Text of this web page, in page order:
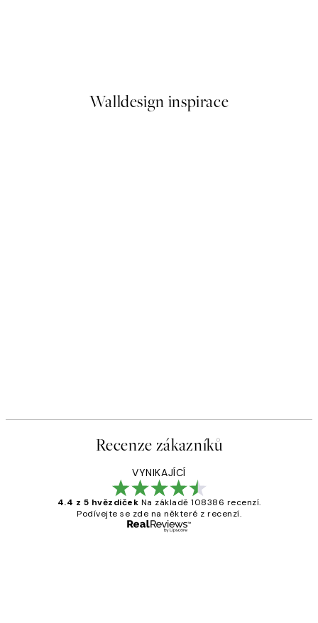
Walldesign inspirace
Recenze zákazníků
VYNIKAJÍCÍ
4.4 z 5 hvězdiček Na základě 108386 recenzí.
Podívejte se zde na některé z recenzí.